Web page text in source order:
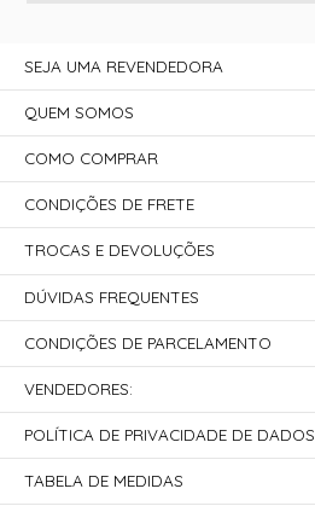
SEJA UMA REVENDEDORA
QUEM SOMOS
COMO COMPRAR
CONDIÇÕES DE FRETE
TROCAS E DEVOLUÇÕES
DÚVIDAS FREQUENTES
CONDIÇÕES DE PARCELAMENTO
VENDEDORES:
POLÍTICA DE PRIVACIDADE DE DADOS
TABELA DE MEDIDAS